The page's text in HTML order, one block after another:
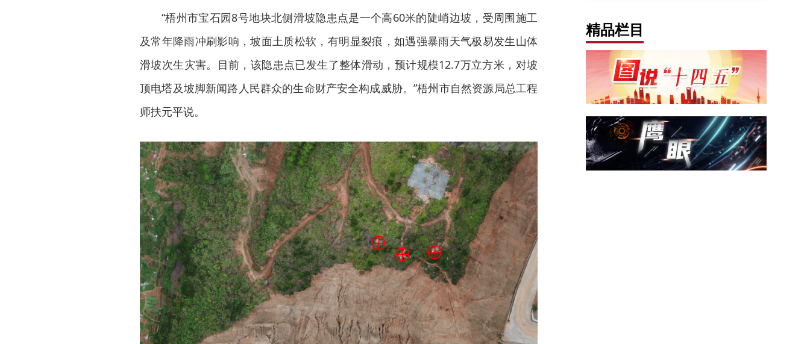
“梧州市宝石园8号地块北侧滑坡隐患点是一个高60米的陡峭边坡，受周围施工
及常年降雨冲刷影响，坡面土质松软，有明显裂痕，如遇强暴雨天气极易发生山体
滑坡次生灾害。目前，该隐患点已发生了整体滑动，预计规模12.7万立方米，对坡
顶电塔及坡脚新闻路人民群众的生命财产安全构成威胁。”梧州市自然资源局总工程
师扶元平说。
精品栏目